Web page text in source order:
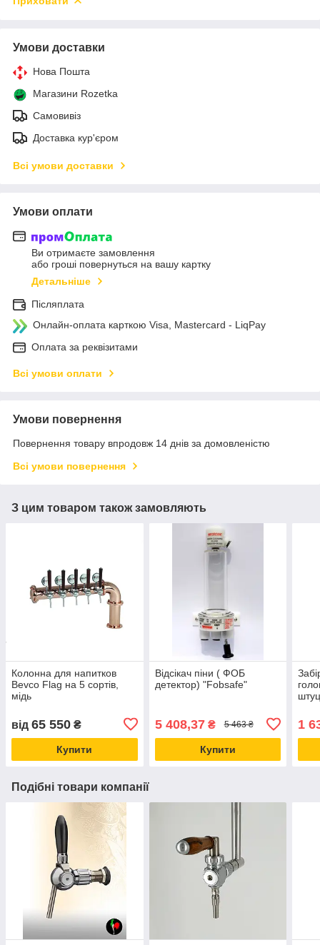
Умови доставки
Нова Пошта
Магазини Rozetka
Самовивіз
Доставка кур'єром
Всі умови доставки
Умови оплати
Ви отримаєте замовлення
або гроші повернуться на вашу картку
Детальніше
Післяплата
Онлайн-оплата карткою Visa, Mastercard - LiqPay
Оплата за реквізитами
Всі умови оплати
Умови повернення
Повернення товару впродовж 14 днів за домовленістю
Всі умови повернення
З цим товаром також замовляють
Колонна для напитков
Bevco Flag на 5 сортів,
мідь
від 65 550 ₴
Купити
Відсікач піни ( ФОБ
детектор) "Fobsafe"
5 408,37₴ 5 463 ₴
Купити
1
Подібні товари компанії